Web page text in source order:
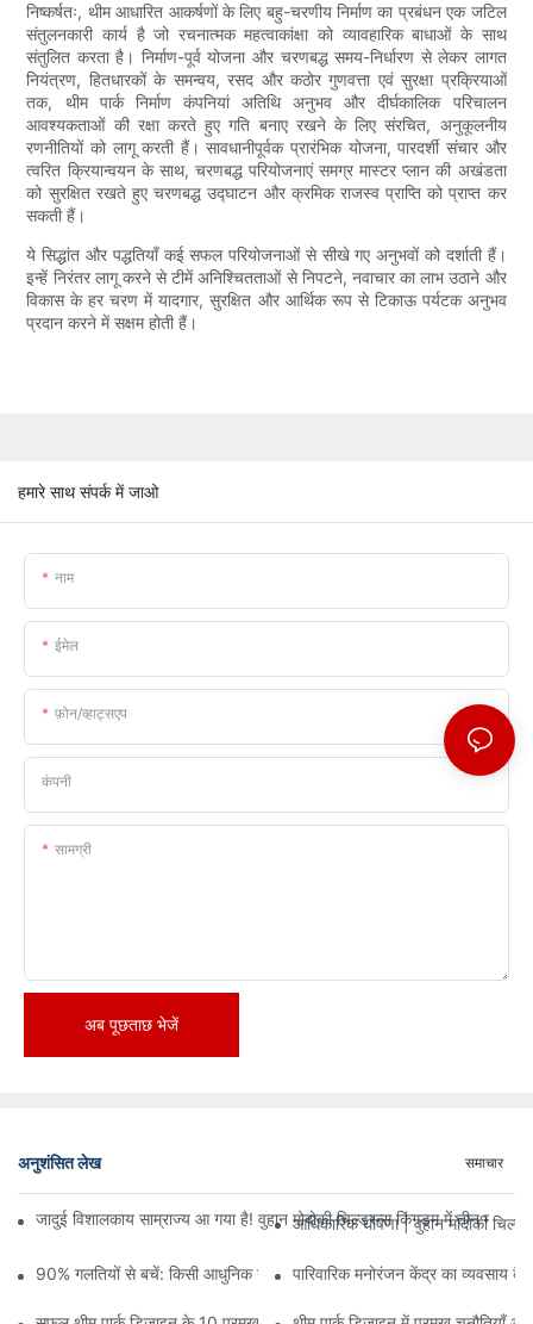
निष्कर्षतः, थीम आधारित आकर्षणों के लिए बहु-चरणीय निर्माण का प्रबंधन एक जटिल
संतुलनकारी कार्य है जो रचनात्मक महत्वाकांक्षा को व्यावहारिक बाधाओं के साथ
संतुलित करता है। निर्माण-पूर्व योजना और चरणबद्ध समय-निर्धारण से लेकर लागत
नियंत्रण, हितधारकों के समन्वय, रसद और कठोर गुणवत्ता एवं सुरक्षा प्रक्रियाओं
तक, थीम पार्क निर्माण कंपनियां अतिथि अनुभव और दीर्घकालिक परिचालन
आवश्यकताओं की रक्षा करते हुए गति बनाए रखने के लिए संरचित, अनुकूलनीय
रणनीतियों को लागू करती हैं। सावधानीपूर्वक प्रारंभिक योजना, पारदर्शी संचार और
त्वरित क्रियान्वयन के साथ, चरणबद्ध परियोजनाएं समग्र मास्टर प्लान की अखंडता
को सुरक्षित रखते हुए चरणबद्ध उद्घाटन और क्रमिक राजस्व प्राप्ति को प्राप्त कर
सकती हैं।
ये सिद्धांत और पद्धतियाँ कई सफल परियोजनाओं से सीखे गए अनुभवों को दर्शाती हैं।
इन्हें निरंतर लागू करने से टीमें अनिश्चितताओं से निपटने, नवाचार का लाभ उठाने और
विकास के हर चरण में यादगार, सुरक्षित और आर्थिक रूप से टिकाऊ पर्यटक अनुभव
प्रदान करने में सक्षम होती हैं।
हमारे साथ संपर्क में जाओ
नाम
ईमेल
फ़ोन/व्हाट्सएप
कंपनी
सामग्री
अब पूछताछ भेजें
अनुशंसित लेख समाचार
जादुई विशालकाय साम्राज्य आ गया है! वुहान मोदोकी चिल्ड्रन्स किंगडम में तीन
आधिकारिक घोषणा | वुहान मोदोकी
90% गलतियों से बचें: किसी आधुनिक खेल केंद्र में निवेश करते समय, योजना और
पारिवारिक मनोरंजन केंद्र का व्यवसाय